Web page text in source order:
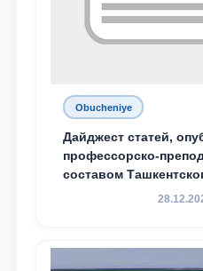
Obucheniye
Дайджест статей,
профессорско-
составом
государственного
доведения до
сообщества